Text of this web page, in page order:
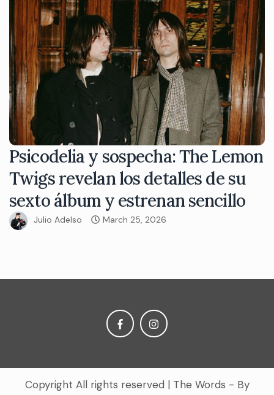
Psicodelia y sospecha: The Lemon
Twigs revelan los detalles de su
sexto álbum y estrenan sencillo
Julio Adelso March 25, 2026
Copyright All rights reserved | The Words - By